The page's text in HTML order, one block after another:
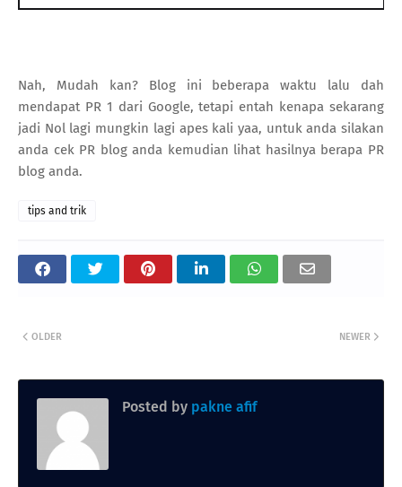
Nah, Mudah kan? Blog ini beberapa waktu lalu dah
mendapat PR 1 dari Google, tetapi entah kenapa sekarang
jadi Nol lagi mungkin lagi apes kali yaa, untuk anda silakan
anda cek PR blog anda kemudian lihat hasilnya berapa PR
blog anda.
tips and trik
NEWER
OLDER
Posted by pakne afif